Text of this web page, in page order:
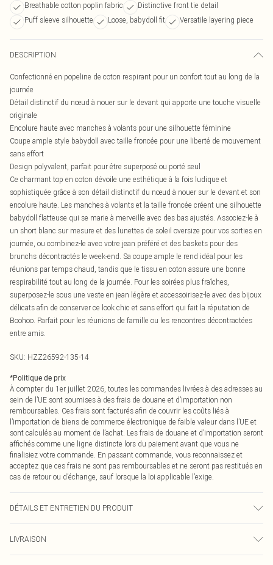
Breathable cotton poplin fabric
Distinctive front tie detail
Puff sleeve silhouette
Loose, babydoll fit Versatile layering piece
DESCRIPTION
Confectionné en popeline de coton respirant pour un confort tout au long de la
journée
Détail distinctif du nœud à nouer sur le devant qui apporte une touche visuelle
originale
Encolure haute avec manches à volants pour une silhouette féminine
Coupe ample style babydoll avec taille froncée pour une liberté de mouvement
sans effort
Design polyvalent, parfait pour être superposé ou porté seul
Ce charmant top en coton dévoile une esthétique à la fois ludique et
sophistiquée grâce à son détail distinctif du nœud à nouer sur le devant et son
encolure haute. Les manches à volants et la taille froncée créent une silhouette
babydoll flatteuse qui se marie à merveille avec des bas ajustés. Associez-le à
un short blanc sur mesure et des lunettes de soleil oversize pour vos sorties en
journée, ou combinez-le avec votre jean préféré et des baskets pour des
brunchs décontractés le week-end. Sa coupe ample le rend idéal pour les
réunions par temps chaud, tandis que le tissu en coton assure une bonne
respirabilité tout au long de la journée. Pour les soirées plus fraîches,
superposez-le sous une veste en jean légère et accessoirisez-le avec des bijoux
délicats afin de conserver ce look chic et sans effort qui fait la réputation de
Boohoo. Parfait pour les réunions de famille ou les rencontres décontractées
entre amis.
SKU: HZZ26592-135-14
*Politique de prix
À compter du 1er juillet 2026, toutes les commandes livrées à des adresses au
sein de l’UE sont soumises à des frais de douane et d’importation non
remboursables. Ces frais sont facturés afin de couvrir les coûts liés à
l’importation de biens de commerce électronique de faible valeur dans l’UE et
sont calculés au moment de l’achat. Les frais de douane et d’importation seront
affichés comme une ligne distincte lors du paiement avant que vous ne
finalisiez votre commande. En passant commande, vous reconnaissez et
acceptez que ces frais ne sont pas remboursables et ne seront pas restitués en
cas de retour ou d’échange, sauf lorsque la loi applicable l’exige.
DÉTAILS ET ENTRETIEN DU PRODUIT
UK 10
LIVRAISON